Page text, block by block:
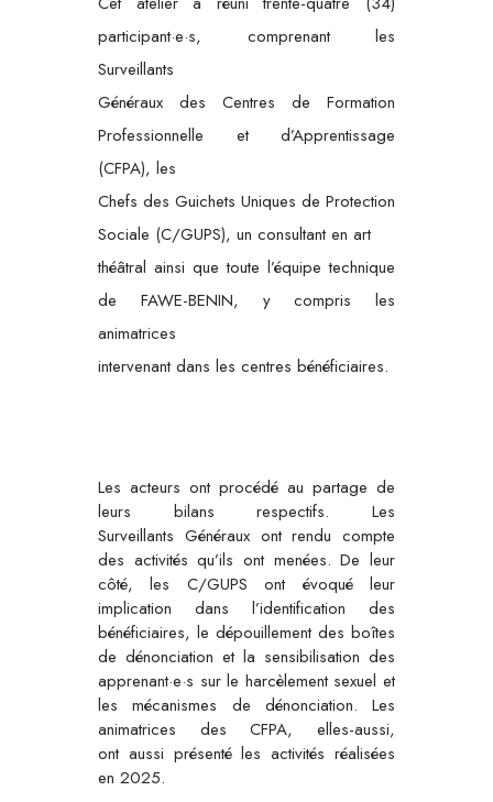
participant·e·s, comprenant les
Surveillants
Généraux des Centres de Formation
Professionnelle et d’Apprentissage
(CFPA), les
Chefs des Guichets Uniques de Protection
Sociale (C/GUPS), un consultant en art
théâtral ainsi que toute l’équipe technique
de FAWE-BENIN, y compris les
animatrices
intervenant dans les centres bénéficiaires.
Les acteurs ont procédé au partage de
leurs bilans respectifs. Les
Surveillants Généraux ont rendu compte
des activités qu’ils ont menées. De leur
côté, les C/GUPS ont évoqué leur
implication dans l’identification des
bénéficiaires, le dépouillement des boîtes
de dénonciation et la sensibilisation des
apprenant·e·s sur le harcèlement sexuel et
les mécanismes de dénonciation. Les
animatrices des CFPA, elles-aussi,
ont aussi présenté les activités réalisées
en 2025.